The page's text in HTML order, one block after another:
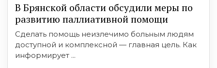
В Брянской области обсудили меры по
развитию паллиативной помощи
Сделать помощь неизлечимо больным людям
доступной и комплексной — главная цель. Как
информирует ...